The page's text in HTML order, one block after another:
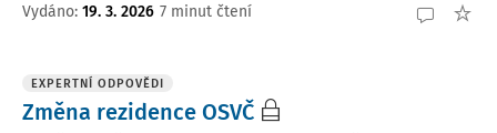
Vydáno: 19. 3. 2026 7 minut čtení
EXPERTNÍ ODPOVĚDI
Změna rezidence OSVČ